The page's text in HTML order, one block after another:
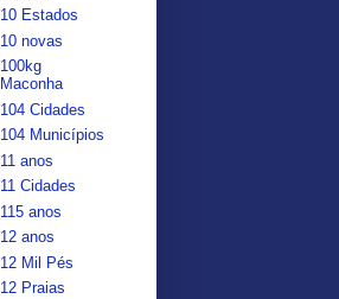
10 Estados
10 novas
100kg
Maconha
104 Cidades
104 Municípios
11 anos
11 Cidades
115 anos
12 anos
12 Mil Pés
12 Praias